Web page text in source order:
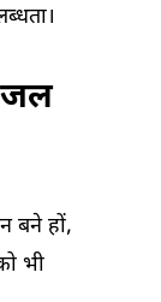
जल
बने हों,
भी